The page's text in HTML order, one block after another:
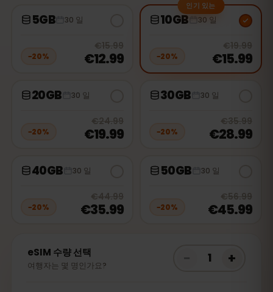
5GB 30 일
−20%
20 , now €12.99
€15.99
€12.99
인기 있는
10GB 30 일
−20%
€19.99
€15.99
20GB 30 일
−20%
20 , now €19.99
€24.99
€19.99
30GB 30 일
−20%
€35.99
€28.99
40GB 30 일
−20%
20 , now
€44.99
€35.99
50GB 30 일
−20%
€56.99
€45.99
eSIM 수량 선택
여행자는 몇 명인가요?
1 +